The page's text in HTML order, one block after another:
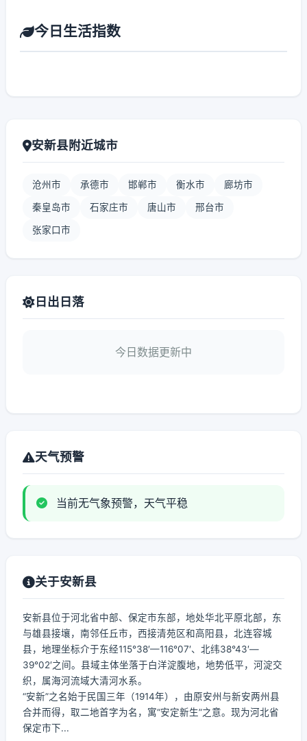
今日生活指数
安新县附近城市
沧州市 承德市 邯郸市 衡水市 廊坊市
秦皇岛市 石家庄市 唐山市 邢台市
张家口市
日出日落
今日数据更新中
天气预警
当前无气象预警，天气平稳
关于安新县
安新县位于河北省中部、保定市东部，地处华北平原北部，东
与雄县接壤，南邻任丘市，西接清苑区和高阳县，北连容城
县，地理坐标介于东经115°38′—116°07′、北纬38°43′—
39°02′之间。县域主体坐落于白洋淀腹地，地势低平，河淀交
织，属海河流域大清河水系。
“安新”之名始于民国三年（1914年），由原安州与新安两州县
合并而得，取二地首字为名，寓“安定新生”之意。现为河北省
保定市下...